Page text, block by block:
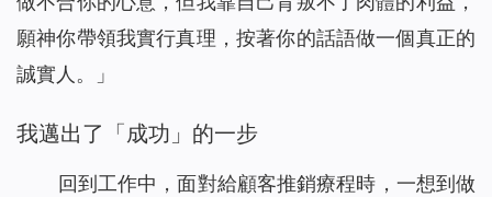
願神你帶領我實行真理，按著你的話語做一個真正的
誠實人。」
我邁出了「成功」的一步
回到工作中，面對給顧客推銷療程時，一想到做